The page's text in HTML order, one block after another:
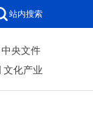
站内搜索
中央文件
文化产业